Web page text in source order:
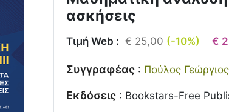
ασκήσεις
Τιμή Web : € 25,00 (-10%) €
Συγγραφέας : Πούλος Γεώργιος
Εκδόσεις : Bookstars-Free